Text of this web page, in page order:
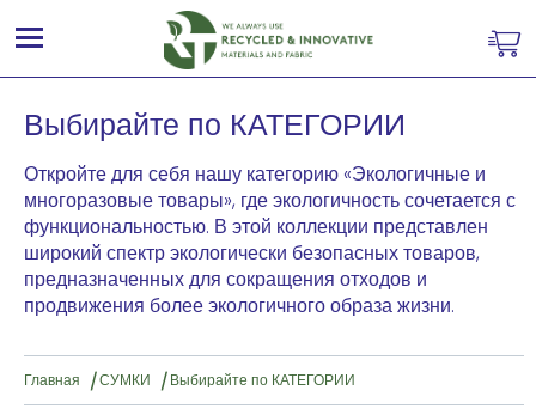
Выбирайте по КАТЕГОРИИ
Откройте для себя нашу категорию «Экологичные и
многоразовые товары», где экологичность сочетается с
функциональностью. В этой коллекции представлен
широкий спектр экологически безопасных товаров,
предназначенных для сокращения отходов и
продвижения более экологичного образа жизни.
Главная СУМКИ Выбирайте по КАТЕГОРИИ